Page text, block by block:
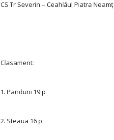
CS Tr Severin – Ceahlăul Piatra Neamţ
Clasament:
1. Pandurii 19 p
2. Steaua 16 p